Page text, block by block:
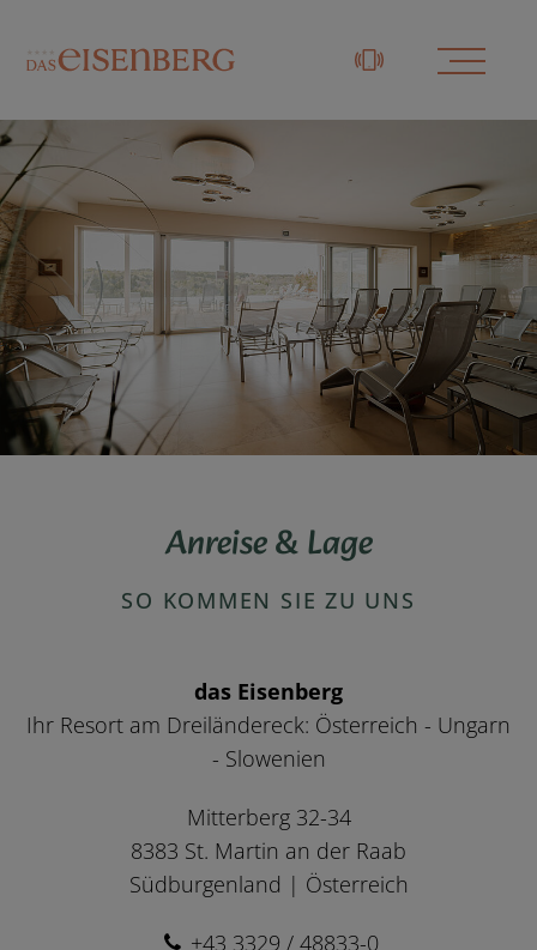
+43 3329 / 48833-0
Anreise & Lage
SO KOMMEN SIE ZU UNS
das Eisenberg
Ihr Resort am Dreiländereck: Österreich - Ungarn
- Slowenien
Mitterberg 32-34
8383 St. Martin an der Raab
Südburgenland | Österreich
+43 3329 / 48833-0